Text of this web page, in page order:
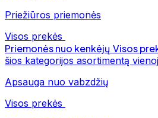
Priežiūros priemonės
Visos prekės
Priemonės nuo kenkėjų Visos
šios kategorijos asortimentą
Apsauga nuo vabzdžių
Visos prekės